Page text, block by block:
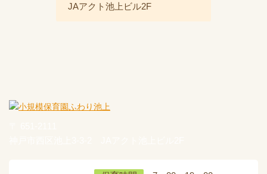
JAアクト池上ビル2F